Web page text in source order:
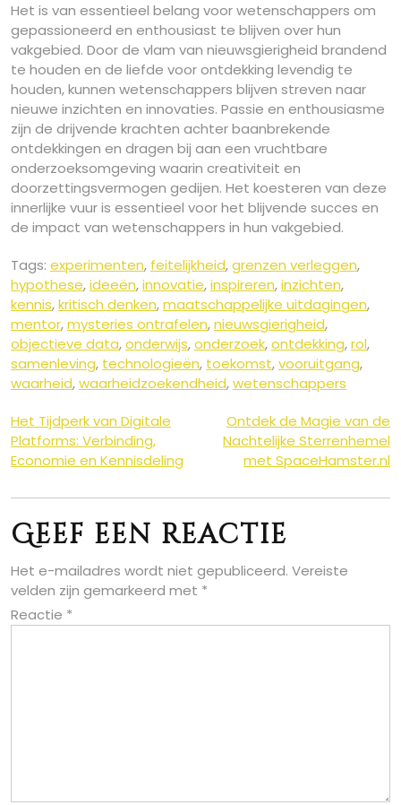
Het is van essentieel belang voor wetenschappers om
gepassioneerd en enthousiast te blijven over hun
vakgebied. Door de vlam van nieuwsgierigheid brandend
te houden en de liefde voor ontdekking levendig te
houden, kunnen wetenschappers blijven streven naar
nieuwe inzichten en innovaties. Passie en enthousiasme
zijn de drijvende krachten achter baanbrekende
ontdekkingen en dragen bij aan een vruchtbare
onderzoeksomgeving waarin creativiteit en
doorzettingsvermogen gedijen. Het koesteren van deze
innerlijke vuur is essentieel voor het blijvende succes en
de impact van wetenschappers in hun vakgebied.
Tags: experimenten, feitelijkheid,grenzen verleggen,
hypothese,ideeën,innovatie,inspireren,inzichten,
kennis,kritisch denken,maatschappelijke uitdagingen,
mentor,mysteries ontrafelen,nieuwsgierigheid,
objectieve data,onderwijs,onderzoek,ontdekking,rol,
samenleving, technologieën, toekomst,vooruitgang,
waarheid,waarheidzoekendheid,wetenschappers
Berichtnavigatie
Het Tijdperk van Digitale
Platforms: Verbinding,
Economie en Kennisdeling
Ontdek de Magie van de
Nachtelijke Sterrenhemel
met SpaceHamster.nl
Geef een reactie
Het e-mailadres wordt niet gepubliceerd. Vereiste
velden zijn gemarkeerd met *
Reactie *